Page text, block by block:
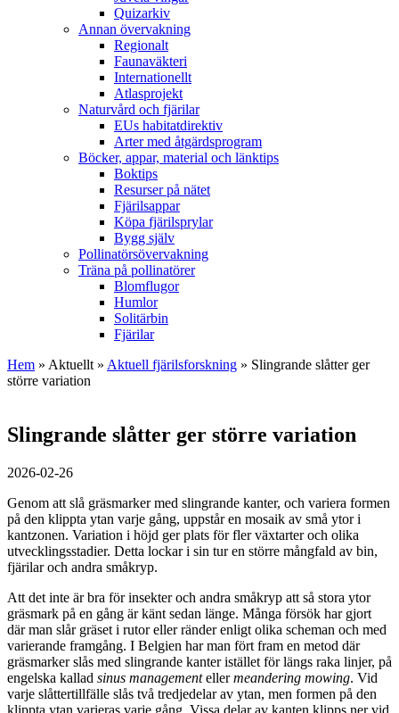
Quizarkiv
Annan övervakning
Regionalt
Faunaväkteri
Internationellt
Atlasprojekt
Naturvård och fjärilar
EUs habitatdirektiv
Arter med åtgärdsprogram
Böcker, appar, material och länktips
Boktips
Resurser på nätet
Fjärilsappar
Köpa fjärilsprylar
Bygg själv
Pollinatörsövervakning
Träna på pollinatörer
Blomflugor
Humlor
Solitärbin
Fjärilar
Hem » Aktuellt » Aktuell fjärilsforskning » Slingrande slåtter ger
större variation
Slingrande slåtter ger större variation
2026-02-26
Genom att slå gräsmarker med slingrande kanter, och variera formen
på den klippta ytan varje gång, uppstår en mosaik av små ytor i
kantzonen. Variation i höjd ger plats för fler växtarter och olika
utvecklingsstadier. Detta lockar i sin tur en större mångfald av bin,
fjärilar och andra småkryp.
Att det inte är bra för insekter och andra småkryp att så stora ytor
gräsmark på en gång är känt sedan länge. Många försök har gjort
där man slår gräset i rutor eller ränder enligt olika scheman och med
varierande framgång. I Belgien har man fört fram en metod där
gräsmarker slås med slingrande kanter istället för längs raka linjer, på
engelska kallad sinus managementellermeandering mowing. Vid
varje slåttertillfälle slås två tredjedelar av ytan, men formen på den
klippta ytan varieras varje gång. Vissa delar av kanten klipps ner vid